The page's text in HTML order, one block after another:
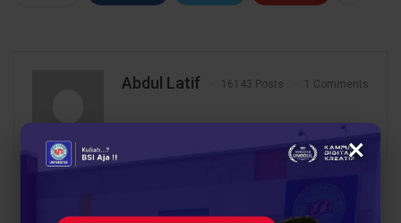
Abdul Latif 16143 Posts 1 Comments
×